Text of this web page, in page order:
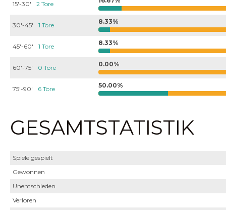
15'-30' 2 Tore
30'-45' 1 Tore 8.33%
45'-60' 1 Tore 8.33%
60'-75' 0 Tore 0.00%
75'-90' 6 Tore 50.00%
GESAMTSTATISTIK
Spiele gespielt
Gewonnen
Unentschieden
Verloren